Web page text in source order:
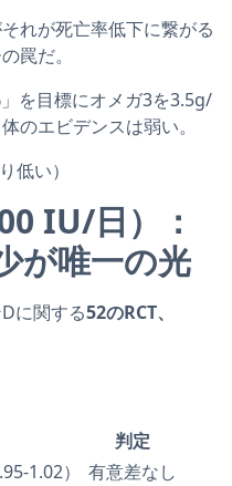
れが死亡率低下に繋がる
罠だ。
を目標にオメガ3を3.5g/
のエビデンスは弱い。
い）
IU/日）：
が唯一の光
に関する52のRCT、
判定
1.02）
有意差なし